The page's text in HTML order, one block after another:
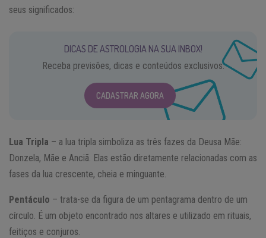
seus significados:
DICAS DE ASTROLOGIA NA SUA INBOX!
Receba previsões, dicas e conteúdos exclusivos.
CADASTRAR AGORA
Lua Tripla – a lua tripla simboliza as três fazes da Deusa Mãe:
Donzela, Mãe e Anciã. Elas estão diretamente relacionadas com as
fases da lua crescente, cheia e minguante.
Pentáculo – trata-se da figura de um pentagrama dentro de um
círculo. É um objeto encontrado nos altares e utilizado em rituais,
feitiços e conjuros.